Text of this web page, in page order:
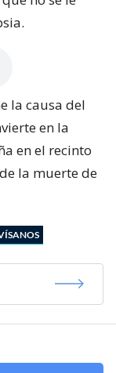
la causa del
en la
en el recinto
la muerte de